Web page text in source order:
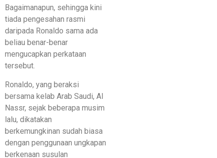
Bagaimanapun, sehingga kini
tiada pengesahan rasmi
daripada Ronaldo sama ada
beliau benar-benar
mengucapkan perkataan
tersebut.
Ronaldo, yang beraksi
bersama kelab Arab Saudi, Al
Nassr, sejak beberapa musim
lalu, dikatakan
berkemungkinan sudah biasa
dengan penggunaan ungkapan
berkenaan susulan